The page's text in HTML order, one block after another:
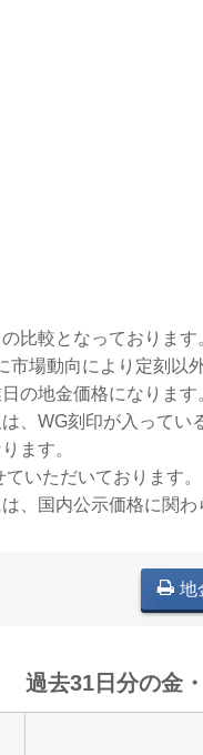
比較となっております
場動向により定刻以
の地金価格になります
、WG刻印が入って
ます。
いただいております。
、国内公示価格に関
地
過去31日分の金